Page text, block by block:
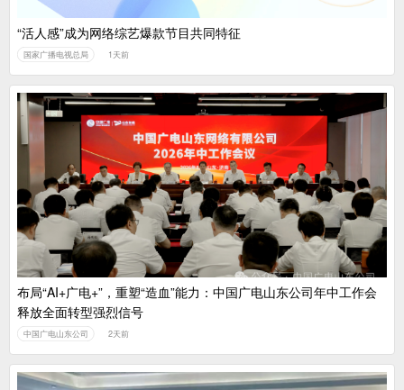
“活人感”成为网络综艺爆款节目共同特征
国家广播电视总局 1天前
布局“AI+广电+”，重塑“造血”能力：中国广电山东公司年中工作会
释放全面转型强烈信号
中国广电山东公司 2天前